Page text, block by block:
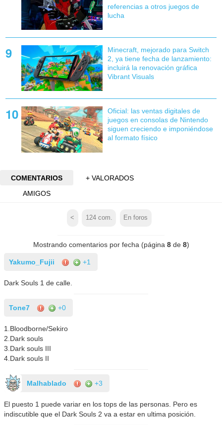
referencias a otros juegos de
lucha
Minecraft, mejorado para Switch
2, ya tiene fecha de lanzamiento:
incluirá la renovación gráfica
Vibrant Visuals
Oficial: las ventas digitales de
juegos en consolas de Nintendo
siguen creciendo e imponiéndose
al formato físico
COMENTARIOS
+ VALORADOS
AMIGOS
< 124com. En foros
Mostrando comentarios por fecha (página 8de 8)
Yakumo_Fujii +1
Dark Souls 1 de calle.
Tone7 +0
1.Bloodborne/Sekiro
2.Dark souls
3.Dark souls III
4.Dark souls II
Malhablado +3
El puesto 1 puede variar en los tops de las personas. Pero es
indiscutible que el Dark Souls 2 va a estar en ultima posición.